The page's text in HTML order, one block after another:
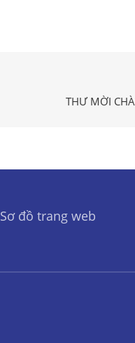
THƯ MỜI
Sơ đồ trang web